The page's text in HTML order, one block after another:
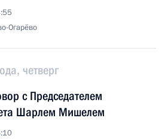
Огарёво
четверг
с Председателем
Шарлем Мишелем